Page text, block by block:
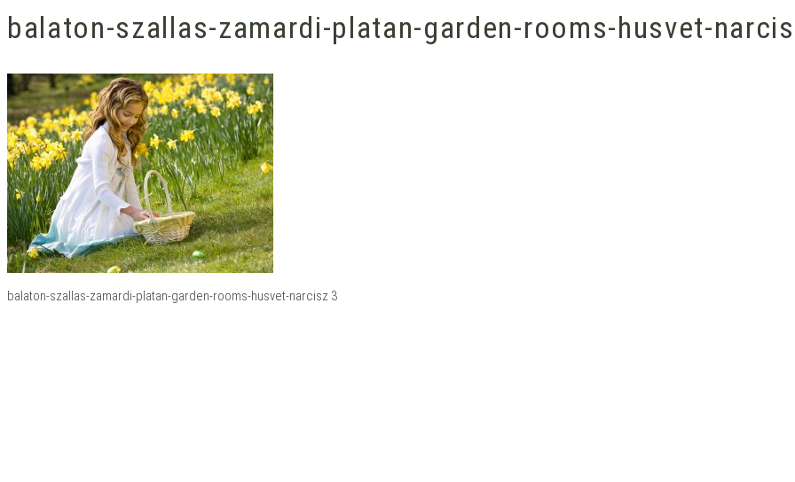
balaton-szallas-zamardi-platan-garden-rooms-husvet-
balaton-szallas-zamardi-platan-garden-rooms-husvet-narcisz 3